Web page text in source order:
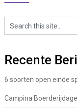
Recente
6 soorten open einde
Campina